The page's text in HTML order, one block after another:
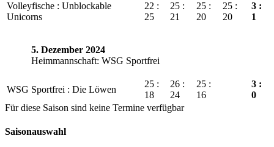
Volleyfische : Unblockable
Unicorns
22 :
25
25 :
21
25 :
20
25 :
20
3 :
1
5. Dezember 2024
Heimmannschaft: WSG Sportfrei
WSG Sportfrei : Die Löwen
25 :
18
26 :
24
25 :
16
3 :
0
Für diese Saison sind keine Termine verfügbar
Saisonauswahl